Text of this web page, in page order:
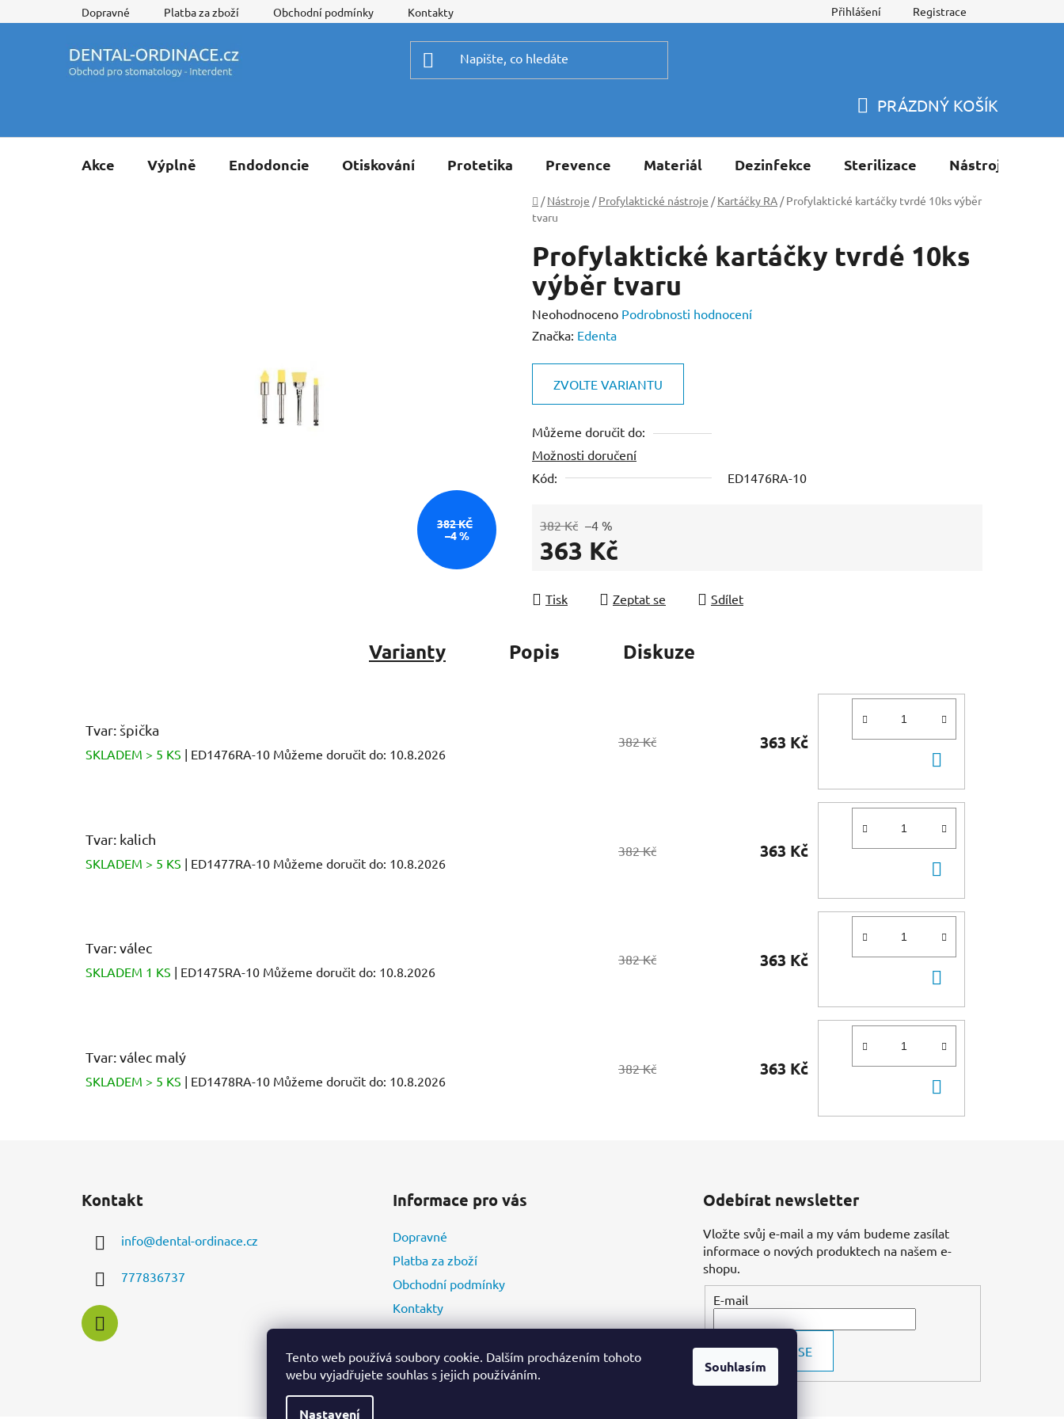
Tento web používá soubory cookie. Dalším procházením tohoto
webu vyjadřujete souhlas s jejich používáním.
Nastavení
Souhlasím
na
Dopravné Platba za zboží Obchodní podmínky Kontakty Přihlášení Registrace
KOŠÍK
PRÁZDNÝ KOŠÍK
Akce Výplně Endodoncie Otiskování Protetika Prevence Materiál Dezinfekce Sterilizace Nástroje
Domů
/ Nástroje / Profylaktické nástroje / Kartáčky RA / Profylaktické kartáčky tvrdé 10ks výběr
tvaru
Profylaktické kartáčky tvrdé 10ks
výběr tvaru
Průměrné
hodnocení
5
hvězdiček.
Neohodnoceno Podrobnosti hodnocení
Značka: Edenta
ZVOLTE VARIANTU
Můžeme doručit do:
Možnosti doručení
Kód:
ED1476RA-10
382 Kč –4 %
363 Kč
Tisk
Zeptat se Sdílet
382 KČ
–4 %
Varianty Popis Diskuze
Tvar: špička
SKLADEM > 5 KS | ED1476RA-10 Můžeme doručit do: 10.8.2026
382 Kč 363 Kč
Tvar: kalich
SKLADEM > 5 KS | ED1477RA-10 Můžeme doručit do: 10.8.2026
382 Kč 363 Kč
Tvar: válec
SKLADEM 1 KS | ED1475RA-10 Můžeme doručit do: 10.8.2026
382 Kč 363 Kč
Tvar: válec malý
SKLADEM > 5 KS | ED1478RA-10 Můžeme doručit do: 10.8.2026
382 Kč 363 Kč
Kontakt
info@dental-ordinace.cz
777836737
Informace pro vás
Dopravné
Platba za zboží
Obchodní podmínky
Kontakty
Odebírat newsletter
Vložte svůj e-mail a my vám budeme zasílat
informace o nových produktech na našem e-
shopu.
E-mail
PŘIHLÁSIT SE